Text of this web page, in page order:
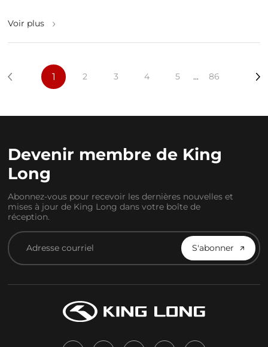
Voir plus
1 2 3 4 5 ... 86
Devenir membre de King
Long
Abonnez-vous pour recevoir les dernières nouvelles et
mises à jour de King Long dans votre boîte de
réception.
S'abonner